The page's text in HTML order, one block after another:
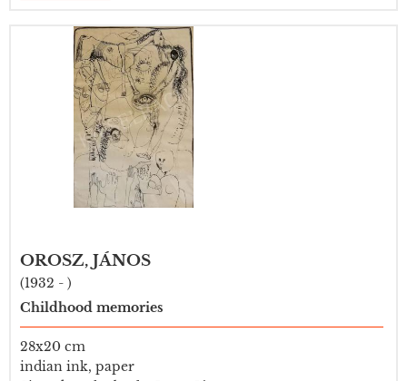
OROSZ, JÁNOS
(1932 - )
Childhood memories
28x20 cm
indian ink, paper